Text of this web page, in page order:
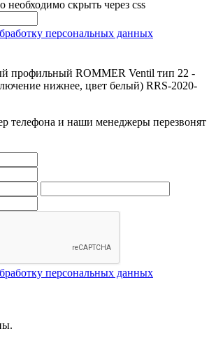
необходимо скрыть через css
персональных данных
профильный ROMMER Ventil тип 22 -
нижнее, цвет белый) RRS-2020-
телефона и наши менеджеры перезвонят
персональных данных